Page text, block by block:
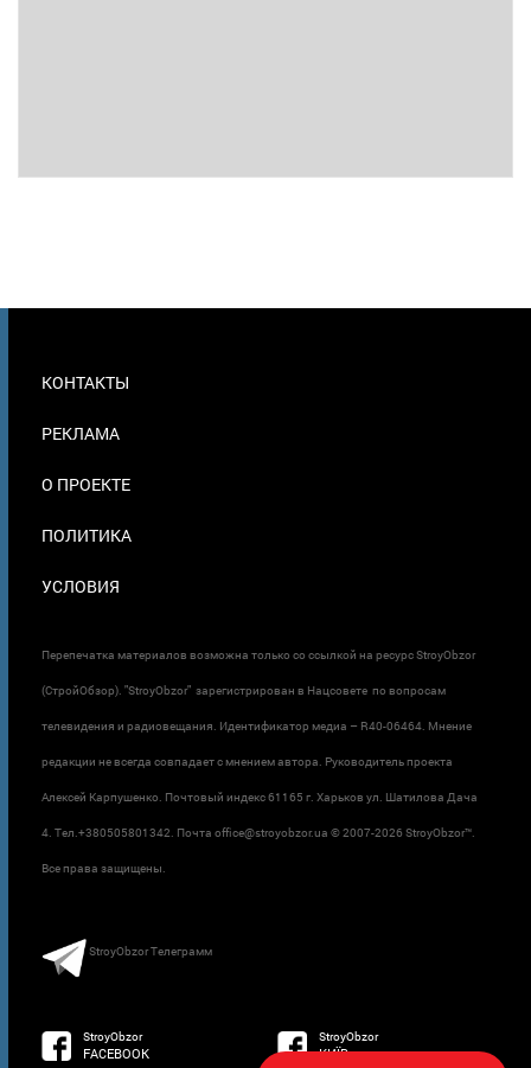
В
КОНТАКТЫ
РЕКЛАМА
О ПРОЕКТЕ
ПОЛИТИКА
УСЛОВИЯ
Перепечатка материалов возможна только со ссылкой на ресурс StroyObzor
(СтройОбзор). "StroyObzor" зарегистрирован в Нацсовете по вопросам
телевидения и радиовещания. Идентификатор медиа – R40-06464. Мнение
редакции не всегда совпадает с мнением автора. Руководитель проекта
Алексей Карпушенко. Почтовый индекс 61165 г. Харьков ул. Шатилова Дача
4. Тел.+380505801342. Почта office@stroyobzor.ua © 2007-2026 StroyObzor™.
Все права защищены.
StroyObzor Телеграмм
StroyObzor
FACEBOOK
StroyObzor
КИЇВ